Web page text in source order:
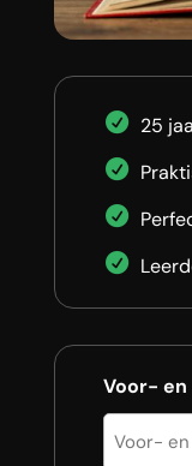
25
Voor- en